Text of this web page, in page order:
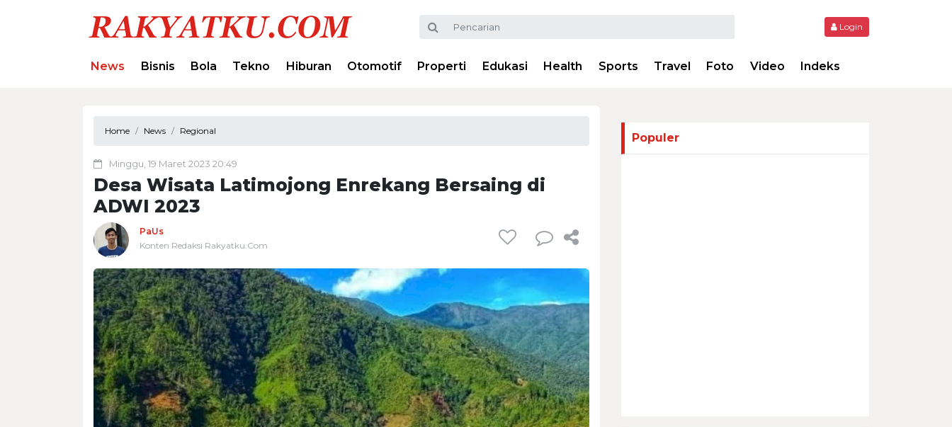
Login
News Bisnis Bola Tekno Hiburan Otomotif Properti Edukasi Health Sports Travel Foto Video Indeks
Home News Regional
Minggu, 19 Maret 2023 20:49
Desa Wisata Latimojong Enrekang Bersaing di
ADWI 2023
PaUs
Konten Redaksi Rakyatku.Com
Populer